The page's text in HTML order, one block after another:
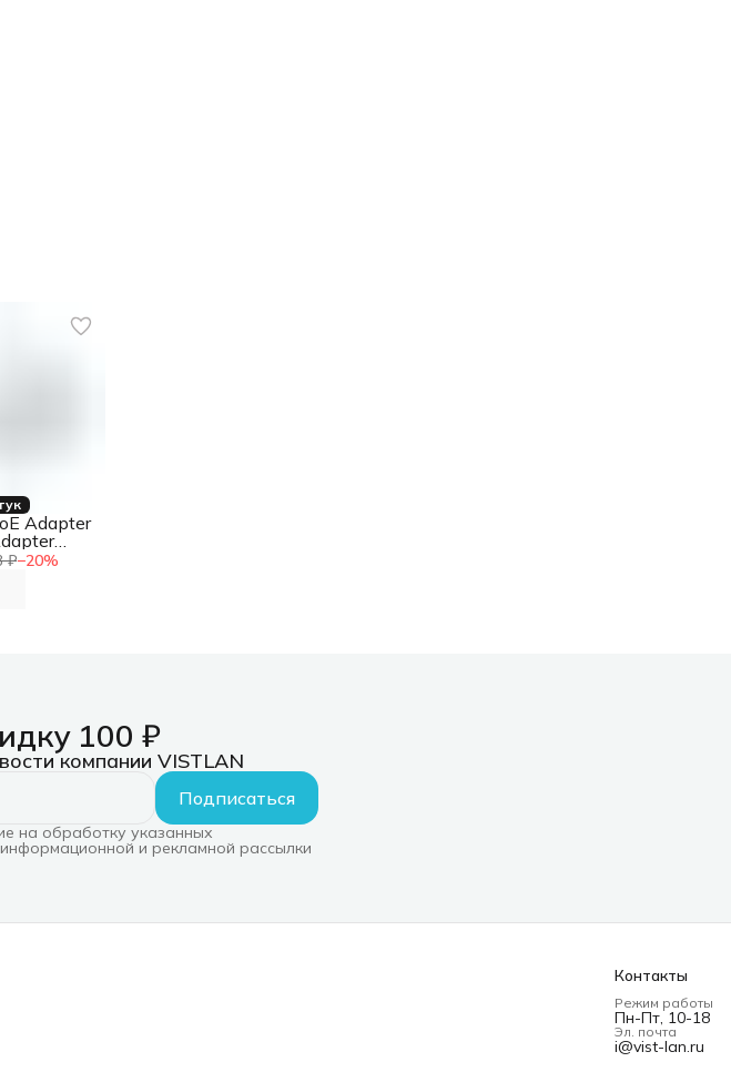
₽−20%
Adapter
100 ₽
компании VISTLAN
Подписаться
на обработку указанных
и рекламной рассылки
Контакты
Режим работы
Пн-Пт, 10-18
Эл. почта
i@vist-lan.ru